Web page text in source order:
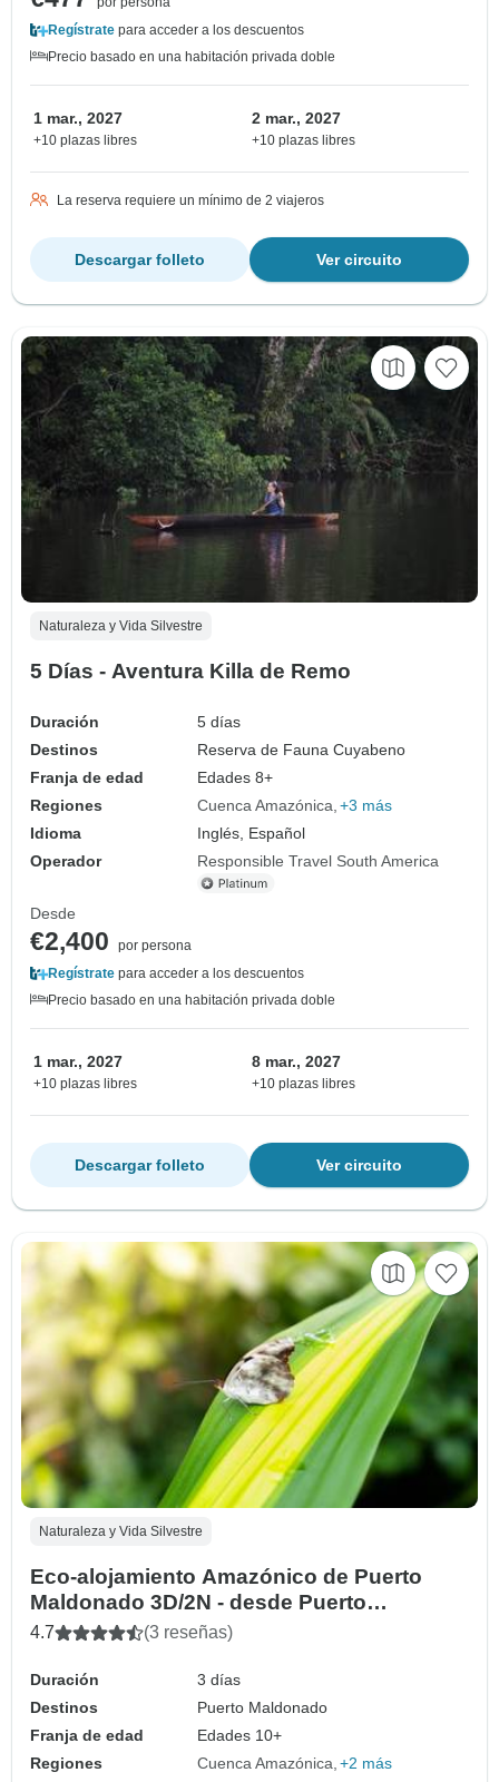
Regístrate para acceder a los descuentos
Precio basado en una habitación privada doble
1 mar., 2027
+10 plazas libres
2 mar., 2027
+10 plazas libres
La reserva requiere un mínimo de 2 viajeros
Ver circuito
Descargar folleto
Naturaleza y Vida Silvestre
5 Días - Aventura Killa de Remo
Duración
5 días
Destinos
Reserva de Fauna Cuyabeno
Franja de edad
Edades 8+
Regiones
Cuenca Amazónica +3 más
Idioma
Inglés, Español
Operador
Responsible Travel South America
Desde
€2,400
por persona
Regístrate para acceder a los descuentos
Precio basado en una habitación privada doble
1 mar., 2027
+10 plazas libres
8 mar., 2027
+10 plazas libres
Ver circuito
Descargar folleto
Naturaleza y Vida Silvestre
Eco-alojamiento Amazónico de Puerto
Maldonado 3D/2N - desde Puerto
Maldonado
4.7 (3 reseñas)
Duración
3 días
Destinos
Puerto Maldonado
Franja de edad
Edades 10+
Regiones
Cuenca Amazónica +2 más